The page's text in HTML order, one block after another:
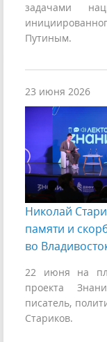
задачами
Путиным.
23 июня 2026
Николай
памяти и
во
22 июня на
проекта
писатель,
Стариков.